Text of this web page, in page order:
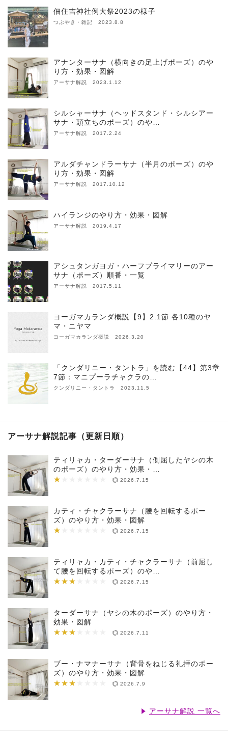
佃住吉神社例大祭2023の様子
つぶやき・雑記 2023.8.8
アナンターサナ（横向きの足上げポーズ）のや
り方・効果・図解
アーサナ解説 2023.1.12
シルシャーサナ（ヘッドスタンド・シルシアー
サナ・頭立ちのポーズ）のや…
アーサナ解説 2017.2.24
アルダチャンドラーサナ（半月のポーズ）のや
り方・効果・図解
アーサナ解説 2017.10.12
ハイランジのやり方・効果・図解
アーサナ解説 2019.4.17
アシュタンガヨガ・ハーフプライマリーのアー
サナ（ポーズ）順番・一覧
アーサナ解説 2017.5.11
ヨーガマカランダ概説【9】2.1節 各10種のヤ
マ・ニヤマ
ヨーガマカランダ概説 2026.3.20
「クンダリニー・タントラ」を読む【44】第3章
7節：マニプーラチャクラの…
クンダリニー・タントラ 2023.11.5
アーサナ解説記事（更新日順）
ティリャカ・ターダーサナ（側屈したヤシの木
のポーズ）のやり方・効果・…
★
★★★★★★★ 2026.7.15
カティ・チャクラーサナ（腰を回転するポー
ズ）のやり方・効果・図解
★
★★★★★★★ 2026.7.15
ティリャカ・カティ・チャクラーサナ（前屈し
て腰を回転するポーズ）のや…
★★★
★★★★★★★ 2026.7.15
ターダーサナ（ヤシの木のポーズ）のやり方・
効果・図解
★★★
★★★★★★★ 2026.7.11
ブー・ナマナーサナ（背骨をねじる礼拝のポー
ズ）のやり方・効果・図解
★★★
★★★★★★★ 2026.7.9
アーサナ解説 一覧へ